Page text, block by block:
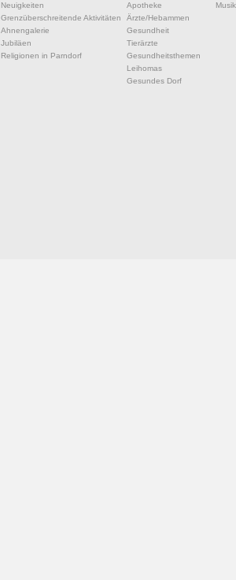
Neuigkeiten
Grenzüberschreitende Aktivitäten
Ahnengalerie
Jubiläen
Religionen in Parndorf
Apotheke
Ärzte/Hebammen
Gesundheit
Tierärzte
Gesundheitsthemen
Leihomas
Gesundes Dorf